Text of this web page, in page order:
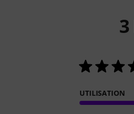
3
UTILISATION